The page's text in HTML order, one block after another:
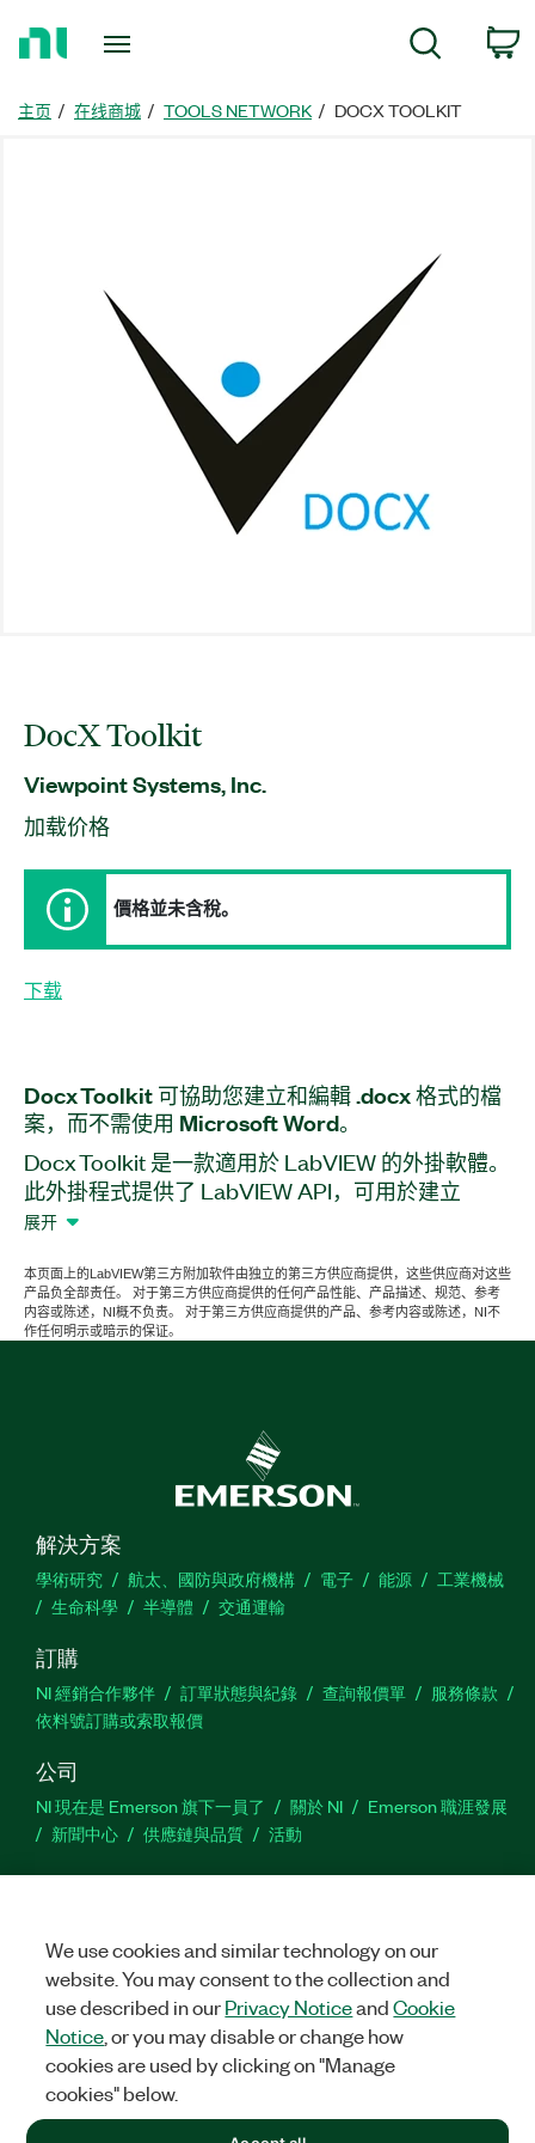
主页 在线商城 TOOLS NETWORK DOCX TOOLKIT
DocX Toolkit
Viewpoint Systems, Inc.
加载价格
價格並未含稅。
下载
Docx Toolkit 可協助您建立和編輯 .docx 格式的檔
案， 而不需使用 Microsoft Word。
Docx Toolkit 是一款適用於 LabVIEW 的外掛軟體。
此外掛程式提供了 LabVIEW API，可用於建立
Microsoft Word Open XML 格式文件 (.docx) 檔
Component Object Model (COM) 或 Microsoft
Word 就能建立 .docx 檔案。您還可以開啟和編輯
現有的 .docx 和 MIME HTML (.mht) 檔案。您可以
784580-35
展开
本页面上的LabVIEW第三方附加软件由独立的第三方供应商提供，这些供应商对这些
产品负全部责任。 对于第三方供应商提供的任何产品性能、产品描述、规范、参考
内容或陈述，NI概不负责。 对于第三方供应商提供的产品、参考内容或陈述，NI不
作任何明示或暗示的保证。
解決方案
學術研究 航太、國防與政府機構 電子 能源
工業機械
生命科學
半導體 交通運輸
訂購
NI 經銷合作夥伴 訂單狀態與紀錄 查詢報價單
服務條款
依料號訂購或索取報價
公司
NI 現在是 Emerson 旗下一員了 關於 NI
Emerson 職涯發展
新聞中心
供應鏈與品質 活動
支援
站建議
TwitterFacebook
©2026NATIONAL INSTRUMENTS CORP. 保留所有權利。
We use cookies and similar technology on our
website. You may consent to the collection and
use described in ourPrivacy NoticeandCookie
Notice , or you may disable or change how
cookies are used by clicking on "Manage
cookies" below.